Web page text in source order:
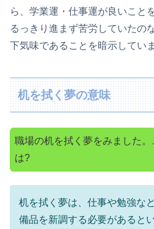
ら、学業運・仕事運が良いこと
るっきり進まず苦労していたの
下気味であることを暗示していま
机を拭く夢の意味
職場の机を拭く夢をみました
は?
机を拭く夢は、仕事や勉強な
備品を新調する必要があると